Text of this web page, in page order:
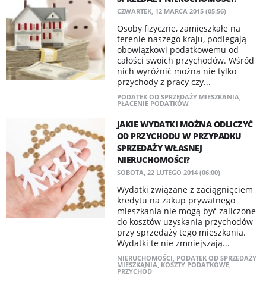
CZWARTEK, 12 MARCA 2015 (05:56)
Osoby fizyczne, zamieszkałe na
terenie naszego kraju, podlegają
obowiązkowi podatkowemu od
całości swoich przychodów. Wśród
nich wyróżnić można nie tylko
przychody z pracy czy...
PODATEK OD SPRZEDAŻY MIESZKANIA,
PŁACENIE PODATKÓW
JAKIE WYDATKI MOŻNA ODLICZYĆ
OD PRZYCHODU W PRZYPADKU
SPRZEDAŻY WŁASNEJ
NIERUCHOMOŚCI?
SOBOTA, 22 LUTEGO 2014 (06:00)
Wydatki związane z zaciągnięciem
kredytu na zakup prywatnego
mieszkania nie mogą być zaliczone
do kosztów uzyskania przychodów
przy sprzedaży tego mieszkania.
Wydatki te nie zmniejszają...
NIERUCHOMOŚCI, PODATEK OD SPRZEDAŻY
MIESZKANIA, KOSZTY PODATKOWE,
PRZYCHÓD